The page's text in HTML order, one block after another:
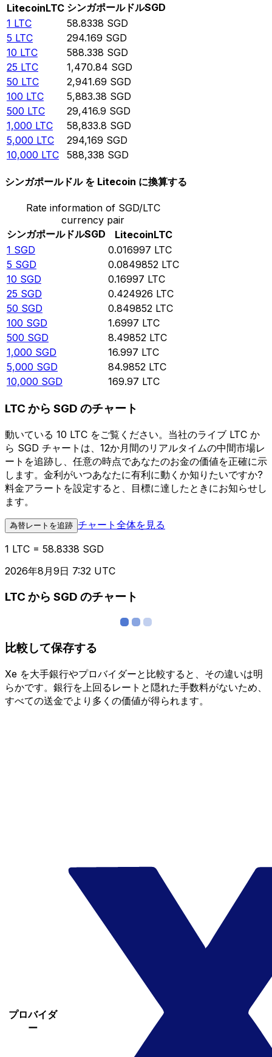
LitecoinLTC シンガポールドルSGD
1 LTC 58.8338 SGD
5 LTC 294.169 SGD
10 LTC 588.338 SGD
25 LTC 1,470.84 SGD
50 LTC 2,941.69 SGD
100 LTC 5,883.38 SGD
500 LTC 29,416.9 SGD
1,000 LTC 58,833.8 SGD
5,000 LTC 294,169 SGD
10,000 LTC 588,338 SGD
シンガポールドル を Litecoin に換算する
Rate information of SGD/LTC
currency pair
シンガポールドルSGD LitecoinLTC
1 SGD 0.016997 LTC
5 SGD 0.0849852 LTC
10 SGD 0.16997 LTC
25 SGD 0.424926 LTC
50 SGD 0.849852 LTC
100 SGD 1.6997 LTC
500 SGD 8.49852 LTC
1,000 SGD 16.997 LTC
5,000 SGD 84.9852 LTC
10,000 SGD 169.97 LTC
LTC から SGD のチャート
動いている 10 LTC をご覧ください。当社のライブ LTC か
ら SGD チャートは、12か月間のリアルタイムの中間市場レ
ートを追跡し、任意の時点であなたのお金の価値を正確に示
します。金利がいつあなたに有利に動くか知りたいですか?
料金アラートを設定すると、目標に達したときにお知らせし
ます。
為替レートを追跡 チャート全体を見る
1 LTC = 58.8338 SGD
2026年8月9日 7:32 UTC
LTC から SGD のチャート
比較して保存する
Xe を大手銀行やプロバイダーと比較すると、その違いは明
らかです。銀行を上回るレートと隠れた手数料がないため、
すべての送金でより多くの価値が得られます。
プロバイダ
ー